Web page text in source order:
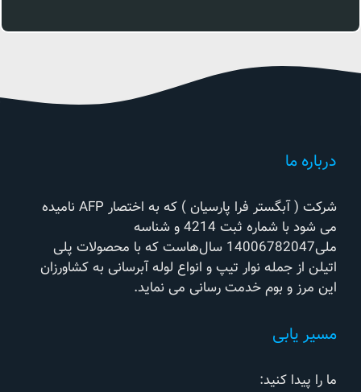
درباره ما
شرکت ( آبگستر فرا پارسیان ) که به اختصار AFP نامیده
می شود با شماره ثبت 4214 و شناسه
ملی14006782047 سال‌هاست که با محصولات پلی
اتیلن از جمله نوار تیپ و انواع لوله آبرسانی به کشاورزان
این مرز و بوم خدمت رسانی می نماید.
مسیر یابی
ما را پیدا کنید: